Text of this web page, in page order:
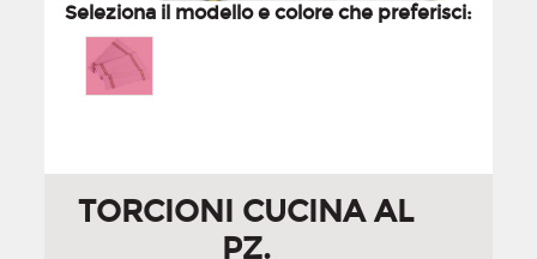
Seleziona il modello e colore che preferisci:
TORCIONI CUCINA AL
PZ.